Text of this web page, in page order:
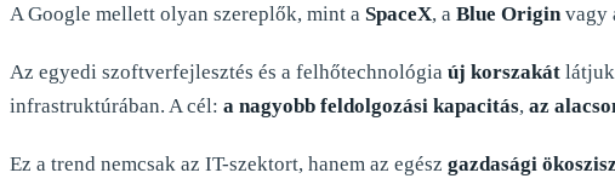
A Google mellett olyan szereplők, mint a SpaceX, a Blue Originvagy
Az egyedi szoftverfejlesztés és a felhőtechnológia új korszakát
infrastruktúrában. A cél: a nagyobb feldolgozási kapacitás, az
Ez a trend nemcsak az IT-szektort, hanem az egész gazdasági